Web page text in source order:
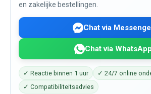
en zakelijke bestellingen.
Chat via
Chat via WhatsApp
✓ Reactie binnen 1 uur
✓ 24/7 online
✓ Compatibiliteitsadvies